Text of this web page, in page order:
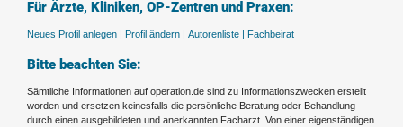
Für Ärzte, Kliniken, OP-Zentren und Praxen:
Neues Profil anlegen | Profil ändern | Autorenliste | Fachbeirat
Bitte beachten Sie:
Sämtliche Informationen auf operation.de sind zu Informationszwecken erstellt
worden und ersetzen keinesfalls die persönliche Beratung oder Behandlung
durch einen ausgebildeten und anerkannten Facharzt. Von einer eigenständigen